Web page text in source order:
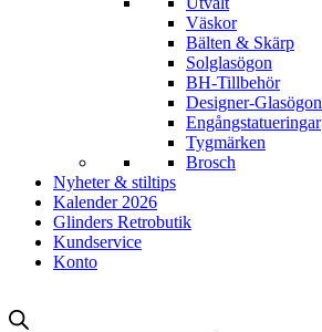
Väskor
Bälten & Skärp
Solglasögon
BH-Tillbehör
Designer-Glasögon
Engångstatueringar
Tygmärken
Brosch
Nyheter & stiltips
Kalender 2026
Glinders Retrobutik
Kundservice
Konto